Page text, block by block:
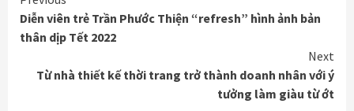
Reading
Diễn viên trẻ Trần Phước Thiện “refresh” hình ảnh bản
thân dịp Tết 2022
Next
Từ nhà thiết kế thời trang trở thành doanh nhân với ý
tưởng làm giàu từ ớt